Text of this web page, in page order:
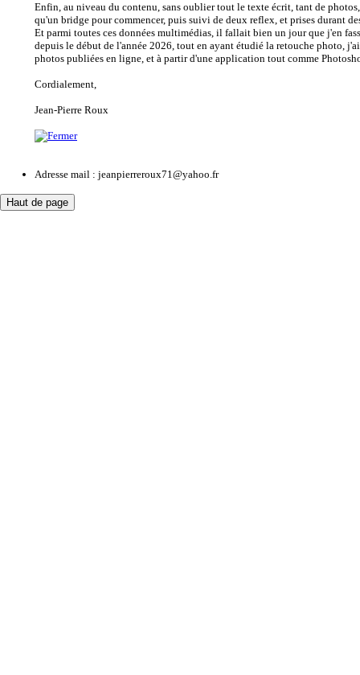
Enfin, au niveau du contenu, sans oublier tout le texte écrit, tant de
qu'un bridge pour commencer, puis suivi de deux reflex, et prises durant
Et parmi toutes ces données multimédias, il fallait bien un jour que j'en
depuis le début de l'année 2026, tout en ayant étudié la retouche photo,
photos publiées en ligne, et à partir d'une application tout comme
Cordialement,
Jean-Pierre Roux
Adresse mail : jeanpierreroux71@yahoo.fr
Haut de page